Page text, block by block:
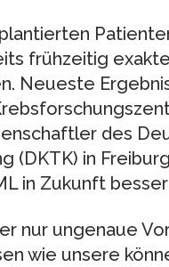
frühzeitig
Neueste
des
(DKTK) in
in Zukunft
nur ungenaue
wie unsere